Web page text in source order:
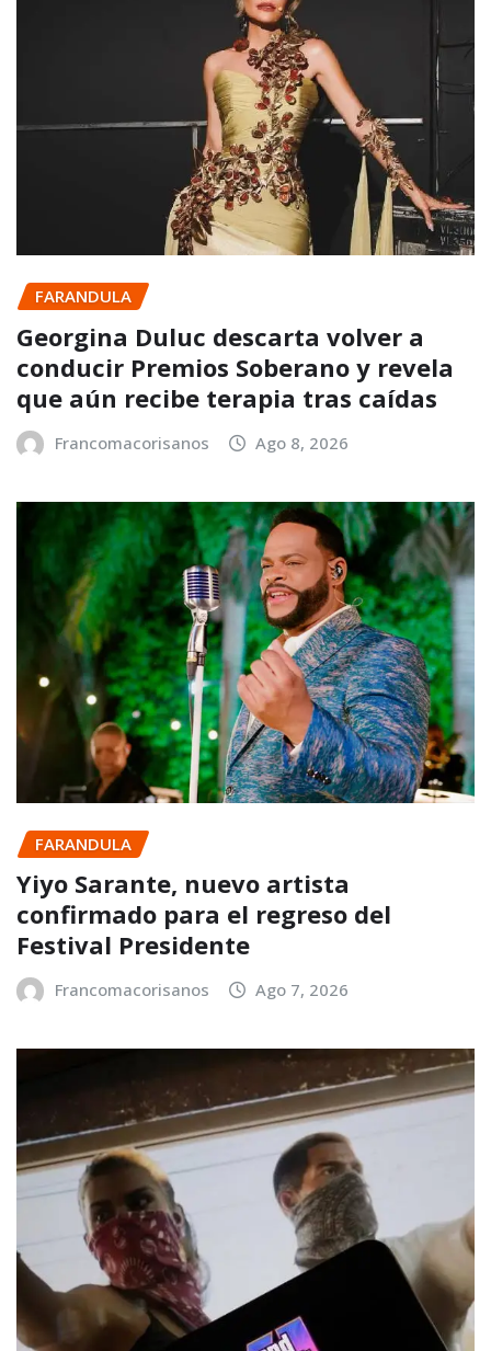
FARANDULA
Georgina Duluc descarta volver a
conducir Premios Soberano y revela
que aún recibe terapia tras caídas
Francomacorisanos Ago 8, 2026
FARANDULA
Yiyo Sarante, nuevo artista
confirmado para el regreso del
Festival Presidente
Francomacorisanos Ago 7, 2026